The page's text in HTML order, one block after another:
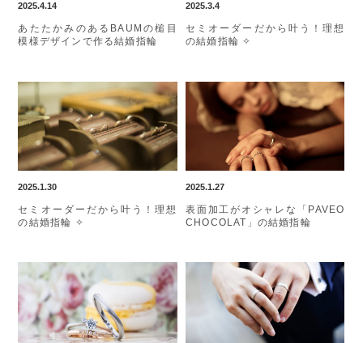
2025.4.14
あたたかみのあるBAUMの槌目
模様デザインで作る結婚指輪
2025.3.4
セミオーダーだから叶う！理想
の結婚指輪 ✧
2025.1.30
セミオーダーだから叶う！理想
の結婚指輪 ✧
2025.1.27
表面加工がオシャレな「PAVEO
CHOCOLAT」の結婚指輪